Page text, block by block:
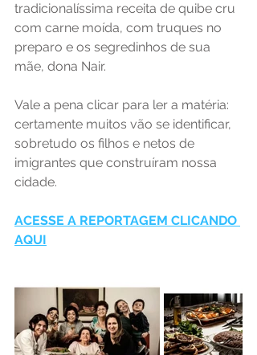
tradicionalíssima receita de quibe cru
com carne moída, com truques no
preparo e os segredinhos de sua
mãe, dona Nair.
Vale a pena clicar para ler a matéria:
certamente muitos vão se identificar,
sobretudo os filhos e netos de
imigrantes que construíram nossa
cidade.
ACESSE A REPORTAGEM CLICANDO
AQUI